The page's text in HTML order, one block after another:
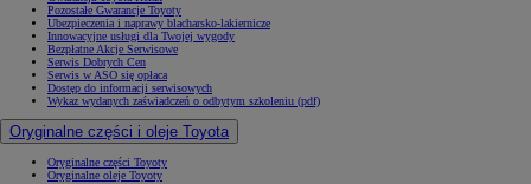
Pozostałe Gwarancje Toyoty
Ubezpieczenia i naprawy blacharsko-lakiernicze
Innowacyjne usługi dla Twojej wygody
Bezpłatne Akcje Serwisowe
Serwis Dobrych Cen
Serwis w ASO się opłaca
Dostęp do informacji serwisowych
Wykaz wydanych zaświadczeń o odbytym szkoleniu (pdf)
Oryginalne części i oleje Toyota
Oryginalne części Toyoty
Oryginalne oleje Toyoty